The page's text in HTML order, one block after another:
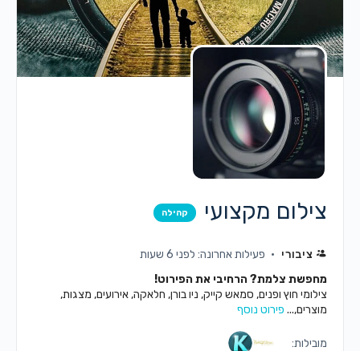
צילום מקצועי קהילה
ציבורי
פעילות אחרונה: לפני 6 שעות
מחפשת צלמת? הרחיבי את הפירוט!
צילומי חוץ ופנים, סמאש קייק, ניו בורן, חלאקה, אירועים, מצגות,
מוצרים,...פירוט נוסף
מובילות: